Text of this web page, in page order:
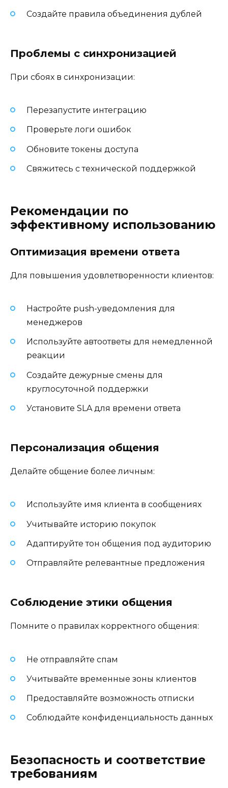
Создайте правила объединения дублей
Проблемы с синхронизацией
При сбоях в синхронизации:
Перезапустите интеграцию
Проверьте логи ошибок
Обновите токены доступа
Свяжитесь с технической поддержкой
Рекомендации по
эффективному использованию
Оптимизация времени ответа
Для повышения удовлетворенности клиентов:
Настройте push-уведомления для
менеджеров
Используйте автоответы для немедленной
реакции
Создайте дежурные смены для
круглосуточной поддержки
Установите SLA для времени ответа
Персонализация общения
Делайте общение более личным:
Используйте имя клиента в сообщениях
Учитывайте историю покупок
Адаптируйте тон общения под аудиторию
Отправляйте релевантные предложения
Соблюдение этики общения
Помните о правилах корректного общения:
Не отправляйте спам
Учитывайте временные зоны клиентов
Предоставляйте возможность отписки
Соблюдайте конфиденциальность данных
Безопасность и соответствие
требованиям